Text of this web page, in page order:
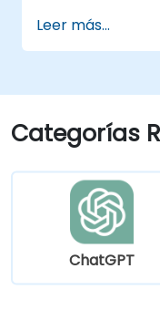
Aprovechar
ChatGPT.
Crear
de
Leer más...
Categorías
ChatGPT